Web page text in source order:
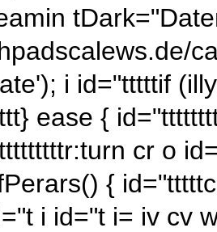
i id="tttttif
ease {
cr o
{
i id="t i= iv cv